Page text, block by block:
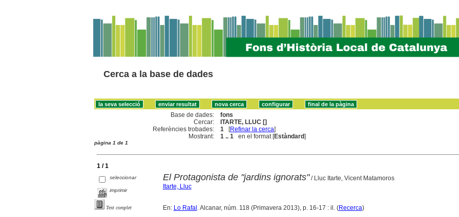
Cerca a la base de dades
Base de dades:
fons
Cercar:
ITARTE, LLUC []
Referències trobades:
1 [Refinar la cerca]
Mostrant:
1 .. 1 en el format [Estàndard]
pàgina 1 de 1
1 / 1
seleccionar
imprimir
Text complet
El Protagonista de "jardins ignorats"/ Lluc Itarte, Vicent Matamoros
Itarte, Lluc
En: Lo Rafal. Alcanar, núm. 118 (Primavera 2013), p. 16-17 : il. (Recerca)